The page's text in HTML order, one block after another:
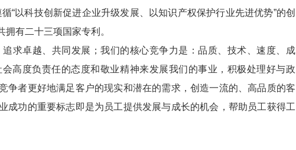
“以科技创新促进企业升级发展、以知识产权保护行业先进优势”的创
有二十三项国家专利。
卓越、共同发展；我们的核心竞争力是：品质、技术、速度、成
高度负责任的态度和敬业精神来发展我们的事业，积极处理好与政
争者更好地满足客户的现实和潜在的需求，创造一流的、高品质的客
成功的重要标志即是为员工提供发展与成长的机会，帮助员工获得工